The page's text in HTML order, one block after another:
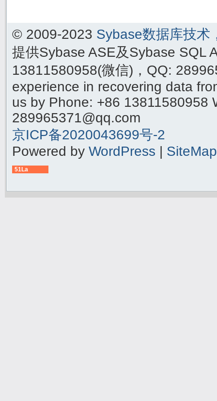
© 2009-2023 Sybase数据库技术
提供Sybase ASE及Sybase SQL
13811580958(微信)，QQ:
experience in recovering data
us by Phone: +86 13811580958
289965371@qq.com
京ICP备2020043699号-2
Powered by WordPress | SiteMap
51La